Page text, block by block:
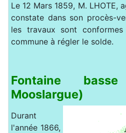
Le 12 Mars 1859, M. LHOTE,
constate dans son procès-
les travaux sont
commune à régler le solde.
Fontaine
Mooslargue)
Durant
l'année 1866,